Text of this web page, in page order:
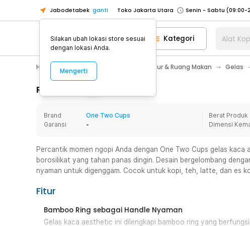
Jabodetabek ganti Toko Jakarta Utara
Toko Tangerang
Toko Cikupa
Pick n Go Jakarta Barat
Senin - Jumat
Pick n Go Bekasi
Senin - Jumat (08:00 -
Senin - Jumat (08:00 -
Senin - Sabtu
Toko Jakarta Barat
Senin - Sabtu
Toko Tangerang
Toko Cikupa
Pick n Go Jakarta Barat
Senin - Jumat
Senin - Jumat (08:00 -
Pick n Go Depok
Senin - Jumat (08:00 -
Kategori Alat
Home Appliance Perlengkapan Dapur & Ruang Makan Gelas
Rincian Produk
Brand
One Two Cups
Garansi
-
Berat Produk
Dimensi
Percantik momen ngopi Anda dengan One Two Cups gelas kaca
borosilikat yang tahan panas dingin. Desain bergelombang
nyaman untuk digenggam. Cocok untuk kopi, teh, latte, dan es
Fitur
Bamboo Ring sebagai Handle Nyaman
Gelas kaca aesthetic ini dilengkapi bamboo ring yang
Silakan ubah lokasi store sesuai
dengan lokasi Anda.
Mengerti